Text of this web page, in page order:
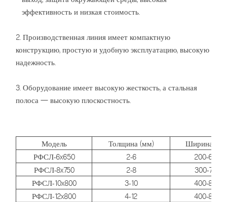
эффективность и низкая стоимость.
2. Производственная линия имеет компактную
конструкцию, простую и удобную эксплуатацию, высокую
надежность.
3. Оборудование имеет высокую жесткость, а стальная
полоса — высокую плоскостность.
Модель Толщина (мм)
Ширина
РФСЛ-6x650
2-6
200-650
РФСЛ-8x750
2-8
300-750
РФСЛ-10x800
3-10
400-800
РФСЛ-12x800
4-12 400-800